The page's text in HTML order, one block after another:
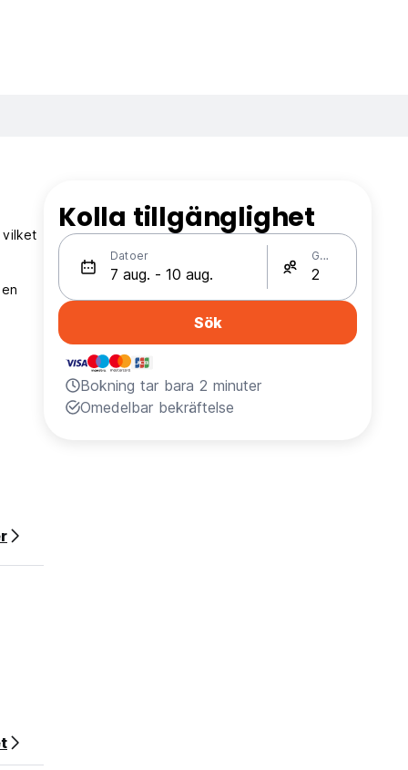
vilket Kolla tillgänglighet
Datoer Gäster
Sök
Bokning tar bara 2 minuter
Omedelbar bekräftelse